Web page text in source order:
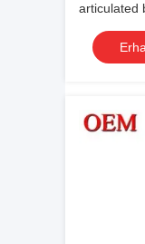
articulated
figures